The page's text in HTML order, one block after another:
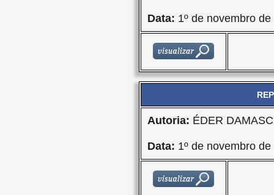
Data: 1º de novembro de
Autoria: ÉDER
Data: 1º de novembro de